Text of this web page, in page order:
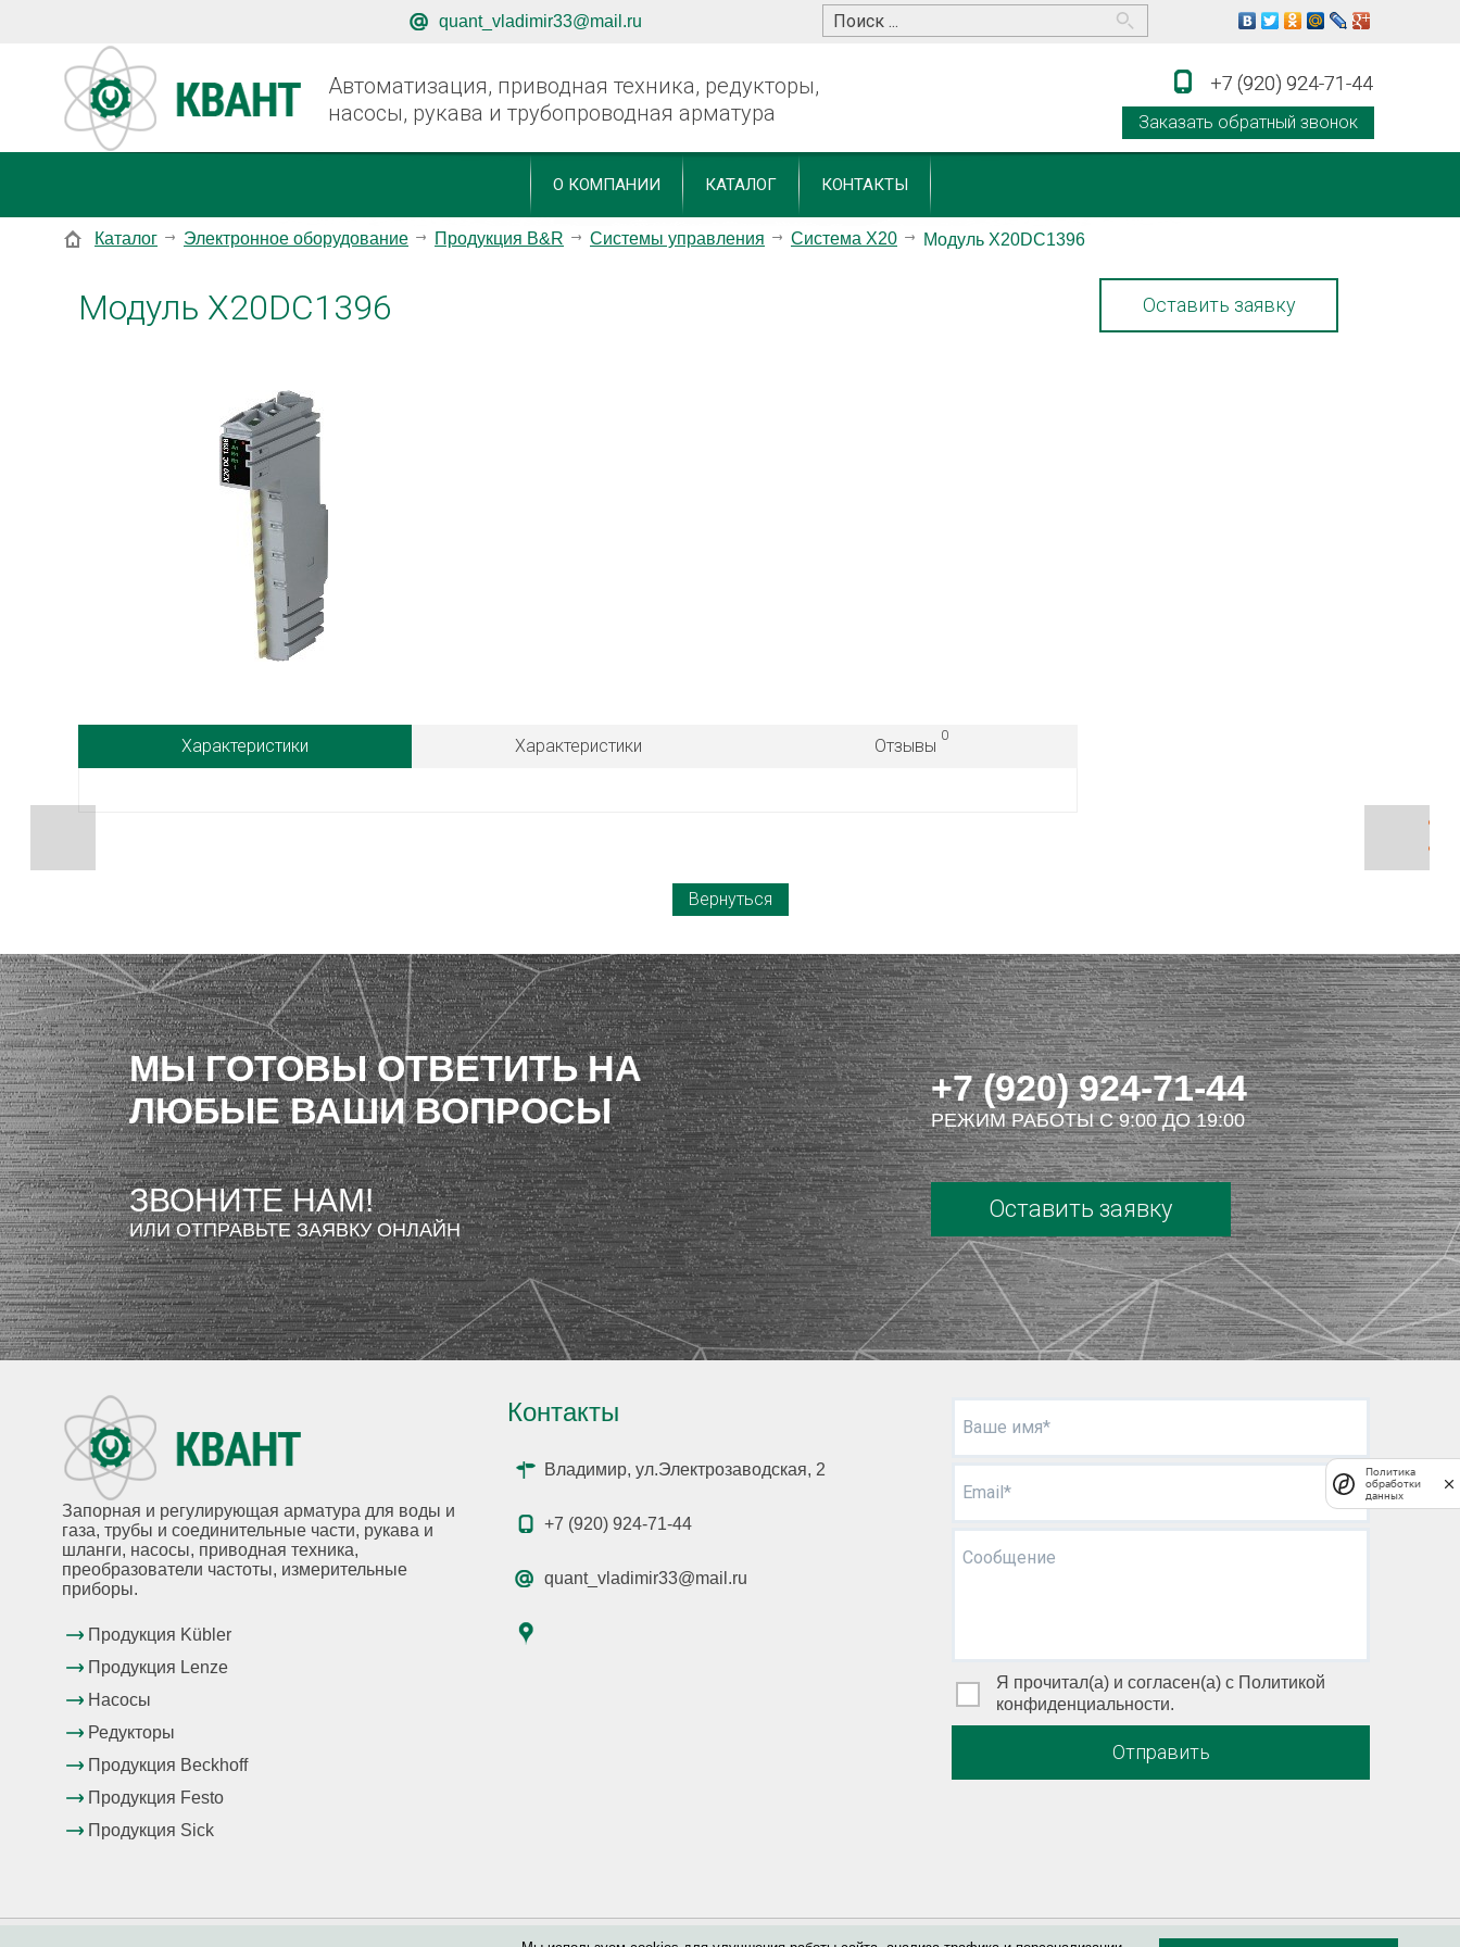
quant_vladimir33@mail.ru
Автоматизация, приводная техника, редукторы,
насосы, рукава и трубопроводная арматура
+7 (920) 924-71-44
Заказать обратный звонок
+7 (920) 924-71-44
О КОМПАНИИ КАТАЛОГ КОНТАКТЫ
Каталог Электронное оборудование Продукция B&R Системы управления Система X20 Модуль X20DC1396
Модуль X20DC1396 Оставить заявку
Характеристики Характеристики Отзывы
0
Вернуться
МЫ ГОТОВЫ ОТВЕТИТЬ НА
ЛЮБЫЕ ВАШИ ВОПРОСЫ
ЗВОНИТЕ НАМ!
ИЛИ ОТПРАВЬТЕ ЗАЯВКУ ОНЛАЙН
+7 (920) 924-71-44
РЕЖИМ РАБОТЫ С 9:00 ДО 19:00
Оставить заявку
Запорная и регулирующая арматура для воды и
газа, трубы и соединительные части, рукава и
шланги, насосы, приводная техника,
преобразователи частоты, измерительные
приборы.
Продукция Kübler
Продукция Lenze
Насосы
Редукторы
Продукция Beckhoff
Продукция Festo
Продукция Sick
Контакты
Владимир, ул.Электрозаводская, 2
+7 (920) 924-71-44
quant_vladimir33@mail.ru
Ваше имя*
Email*
Сообщение
Я прочитал(а) и согласен(а) с Политикой
конфиденциальности.
Отправить
Политика
обработки
данных